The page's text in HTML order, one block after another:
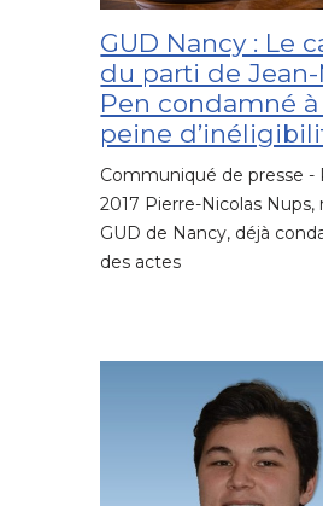
GUD Nancy : Le
du parti de Jean-
Pen condamné
peine
Communiqué de presse -
2017 Pierre-Nicolas
GUD de Nancy, déjà
des actes